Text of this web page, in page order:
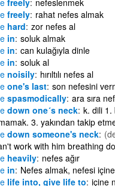
freely rahat nefes almak
hard zor nefes al
in soluk almak
in can kulağıyla dinle
in soluk al
noisily hırıltılı nefes al
one's last son nefesini
spasmodically ara sıra
down one´s neck k. dili 1.
3. yakından takip
down someone's neck
work with him breathing
heavily nefes ağır
in Nefes almak, nefesi
life into, give life to içine